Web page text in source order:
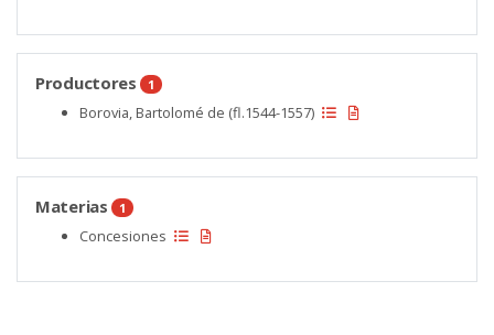
Productores 1
Borovia, Bartolomé de (fl.1544-1557)
Materias 1
Concesiones